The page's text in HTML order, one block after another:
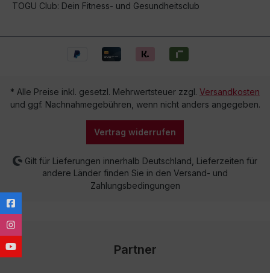
TOGU Club: Dein Fitness- und Gesundheitsclub
* Alle Preise inkl. gesetzl. Mehrwertsteuer zzgl. Versandkosten
und ggf. Nachnahmegebühren, wenn nicht anders angegeben.
Vertrag widerrufen
Gilt für Lieferungen innerhalb Deutschland, Lieferzeiten für
andere Länder finden Sie in den Versand- und
Zahlungsbedingungen
Partner